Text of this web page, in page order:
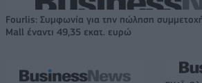
Fourlis: Συμφωνία για την πώληση
Mall έναντι 49,35 εκατ. ευρώ